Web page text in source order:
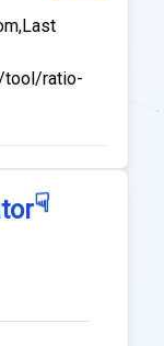
tool/ratio-
☟